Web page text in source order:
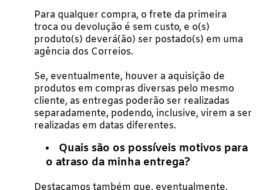
Para qualquer compra, o frete da primeira
troca ou devolução é sem custo, e o(s)
produto(s) deverá(ão) ser postado(s) em uma
agência dos Correios.
Se, eventualmente, houver a aquisição de
produtos em compras diversas pelo mesmo
cliente, as entregas poderão ser realizadas
separadamente, podendo, inclusive, virem a ser
realizadas em datas diferentes.
Quais são os possíveis motivos para
o atraso da minha entrega?
Destacamos também que, eventualmente,